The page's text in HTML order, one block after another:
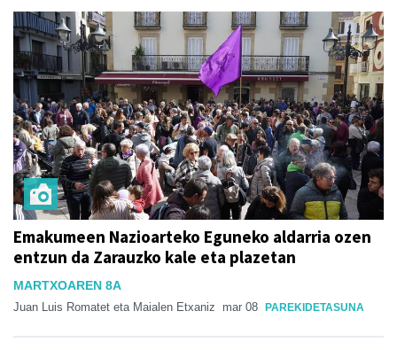
Emakumeen Nazioarteko Eguneko aldarria ozen
entzun da Zarauzko kale eta plazetan
MARTXOAREN 8A
Juan Luis Romatet eta Maialen Etxaniz mar 08 PAREKIDETASUNA